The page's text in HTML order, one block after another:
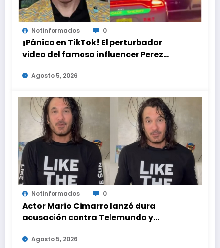
Notinformados 0
¡Pánico en TikTok! El perturbador
video del famoso influencer Perez
Hilton que obligó a sus fans a pedir
ayuda médica
Agosto 5, 2026
Notinformados 0
Actor Mario Cimarro lanzó dura
acusación contra Telemundo y
advirtió que lo que hacen en su contra
es ilegal en EEUU
Agosto 5, 2026